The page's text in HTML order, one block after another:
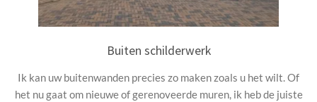
Buiten schilderwerk
Ik kan uw buitenwanden precies zo maken zoals u het wilt. Of
het nu gaat om nieuwe of gerenoveerde muren, ik heb de juiste